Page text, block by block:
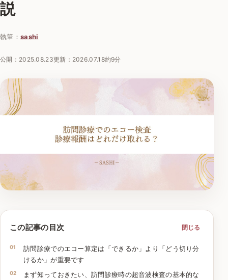
説
執筆： sashi
公開： 2025.08.23更新： 2026.07.18約9分
この記事の目次 閉じる
訪問診療でのエコー算定は「できるか」より「どう切り分
けるか」が重要です
まず知っておきたい、訪問診療時の超音波検査の基本的な